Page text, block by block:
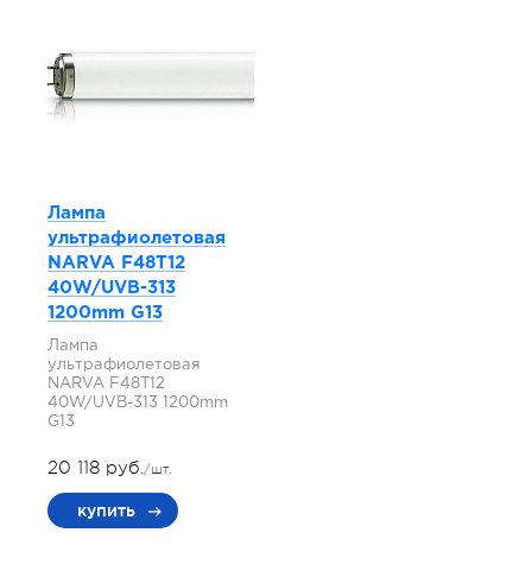
Лампа
ультрафиолетовая
NARVA F48T12
40W/UVB-313
1200mm G13
Лампа
ультрафиолетовая
NARVA F48T12
40W/UVB-313 1200mm
G13
20 118 руб./шт.
купить